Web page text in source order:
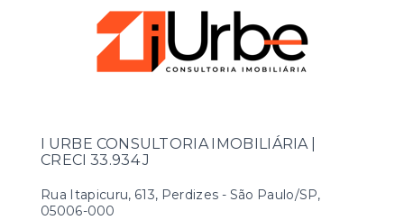
I URBE CONSULTORIA IMOBILIÁRIA |
CRECI 33.934 J
Rua Itapicuru, 613, Perdizes - São Paulo/SP,
05006-000